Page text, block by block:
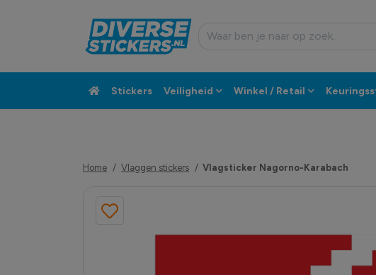
Stickers Veiligheid Winkel / Retail
Home Vlaggen stickers Vlagsticker Nagorno-Karabach